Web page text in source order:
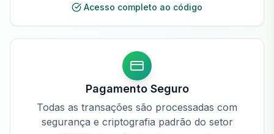
Acesso completo ao código
Pagamento Seguro
Todas as transações são processadas com
segurança e criptografia padrão do setor